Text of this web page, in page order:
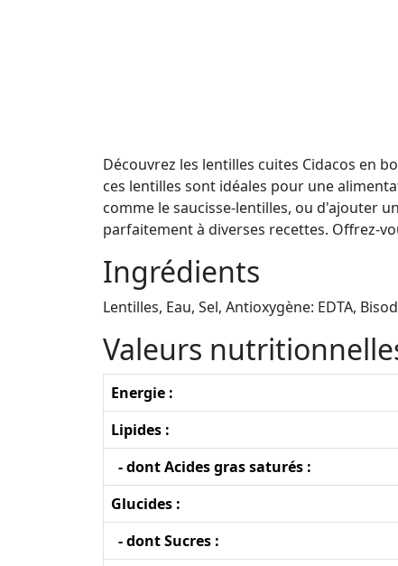
Découvrez les lentilles cuites Cidacos en
ces lentilles sont idéales pour une
comme le saucisse-lentilles, ou d'ajouter
parfaitement à diverses recettes. Offrez-
Ingrédients
Lentilles, Eau, Sel, Antioxygène: EDTA,
Valeurs
Energie :
Lipides :
- dont Acides gras saturés :
Glucides :
- dont Sucres :